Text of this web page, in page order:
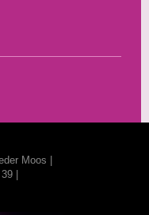
Moos |
|